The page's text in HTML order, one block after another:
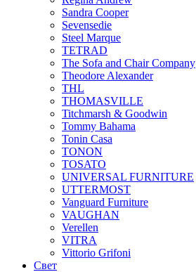
Sandra Cooper
Sevensedie
Steel Marque
TETRAD
The Sofa and Chair Company
Theodore Alexander
THL
THOMASVILLE
Titchmarsh & Goodwin
Tommy Bahama
Tonin Casa
TONON
TOSATO
UNIVERSAL FURNITURE
UTTERMOST
Vanguard Furniture
VAUGHAN
Verellen
VITRA
Vittorio Grifoni
Свет